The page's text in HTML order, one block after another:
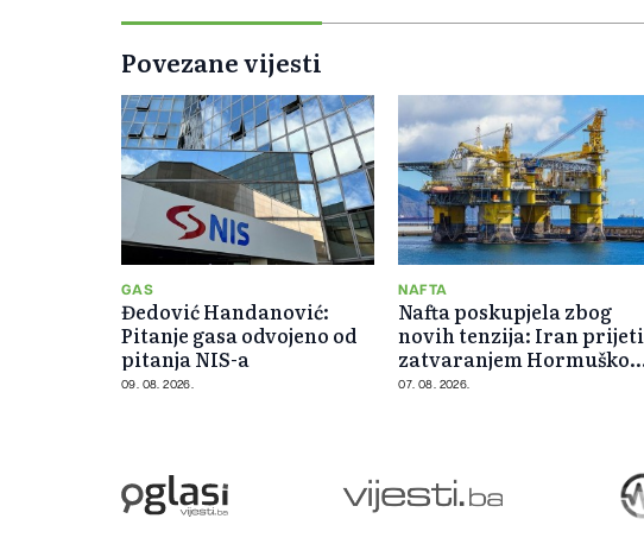
Povezane vijesti
GAS
Đedović Handanović:
Pitanje gasa odvojeno od
pitanja NIS-a
09. 08. 2026.
NAFTA
Nafta poskupjela zbog
novih tenzija: Iran prijeti
zatvaranjem Hormuškog
moreuza
07. 08. 2026.